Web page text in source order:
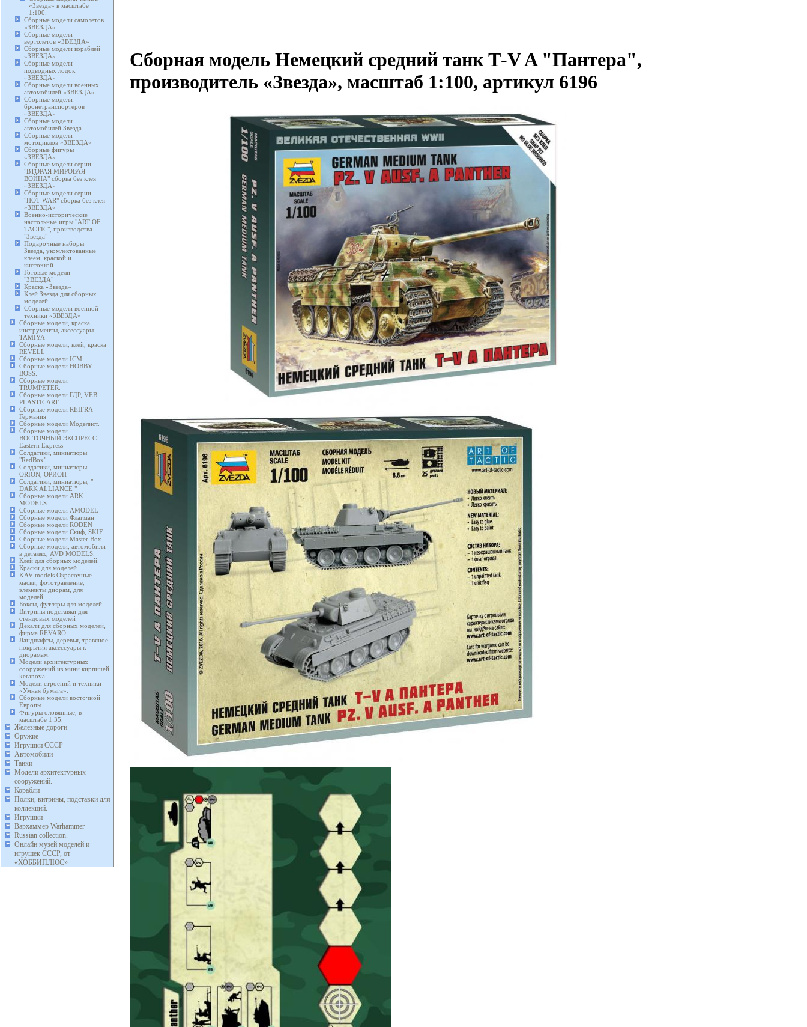
«Звезда» в масштабе
1:100.
Сборные модели самолетов
«ЗВЕЗДА»
Сборные модели
вертолетов «ЗВЕЗДА»
Сборные модели кораблей
«ЗВЕЗДА»
Сборные модели
подводных лодок
«ЗВЕЗДА»
Сборные модели военных
автомобилей «ЗВЕЗДА»
Сборные модели
бронетранспортеров
«ЗВЕЗДА»
Сборные модели
автомобилей Звезда.
Сборные модели
мотоциклов «ЗВЕЗДА»
Сборные фигуры
«ЗВЕЗДА»
Сборные модели серии
"ВТОРАЯ МИРОВАЯ
ВОЙНА" сборка без клея
«ЗВЕЗДА»
Сборные модели серии
"HOT WAR" сборка без клея
«ЗВЕЗДА»
Военно-исторические
настольные игры "ART OF
TACTIC", производства
"Звезда"
Подарочные наборы
Звезда, укомлектованные
клеем, краской и
кисточкой..
Готовые модели
"ЗВЕЗДА"
Краска «Звезда»
Клей Звезда для сборных
моделей.
Сборные модели военной
техники «ЗВЕЗДА»
Сборные модели, краска,
инструменты, аксессуары
TAMIYA
Сборные модели, клей, краска
REVELL
Сборные модели ICM.
Сборные модели HOBBY
BOSS.
Сборные модели
TRUMPETER.
Сборные модели ГДР, VEB
PLASTICART
Сборные модели REIFRA
Германия
Сборные модели Моделист.
Сборные модели
ВОСТОЧНЫЙ ЭКСПРЕСС
Eastern Express
Солдатики, миниатюры
"RedBox"
Солдатики, миниатюры
ORION, ОРИОН
Солдатики, миниатюры, "
DARK ALLIANCE "
Сборные модели ARK
MODELS
Сборные модели AMODEL
Сборные модели Флагман
Сборные модели RODEN
Сборные модели Скиф, SKIF
Сборные модели Master Box
Сборные модели, автомобили
в деталях, AVD MODELS.
Клей для сборных моделей.
Краски для моделей.
KAV models Окрасочные
маски, фототравление,
элементы диорам, для
моделей.
Боксы, футляры для моделей
Витрины подставки для
стендовых моделей
Декали для сборных моделей,
фирма REVARO
Ландшафты, деревья, травяное
покрытия аксессуары к
диорамам.
Модели архитектурных
сооружений из мини кирпичей
keranova.
Модели строений и техники
«Умная бумага».
Сборные модели восточной
Европы.
Фигуры оловянные, в
масштабе 1:35.
Железные дороги
Оружие
Игрушки СССР
Автомобили
Танки
Модели архитектурных
сооружений.
Корабли
Полки, витрины, подставки для
коллекций.
Игрушки
Вархаммер Warhammer
Russian collection.
Онлайн музей моделей и
игрушек СССР, от
«ХОББИПЛЮС»
Сборная модель Немецкий средний танк Т-V A "Пантера",
производитель «Звезда», масштаб 1:100, артикул 6196